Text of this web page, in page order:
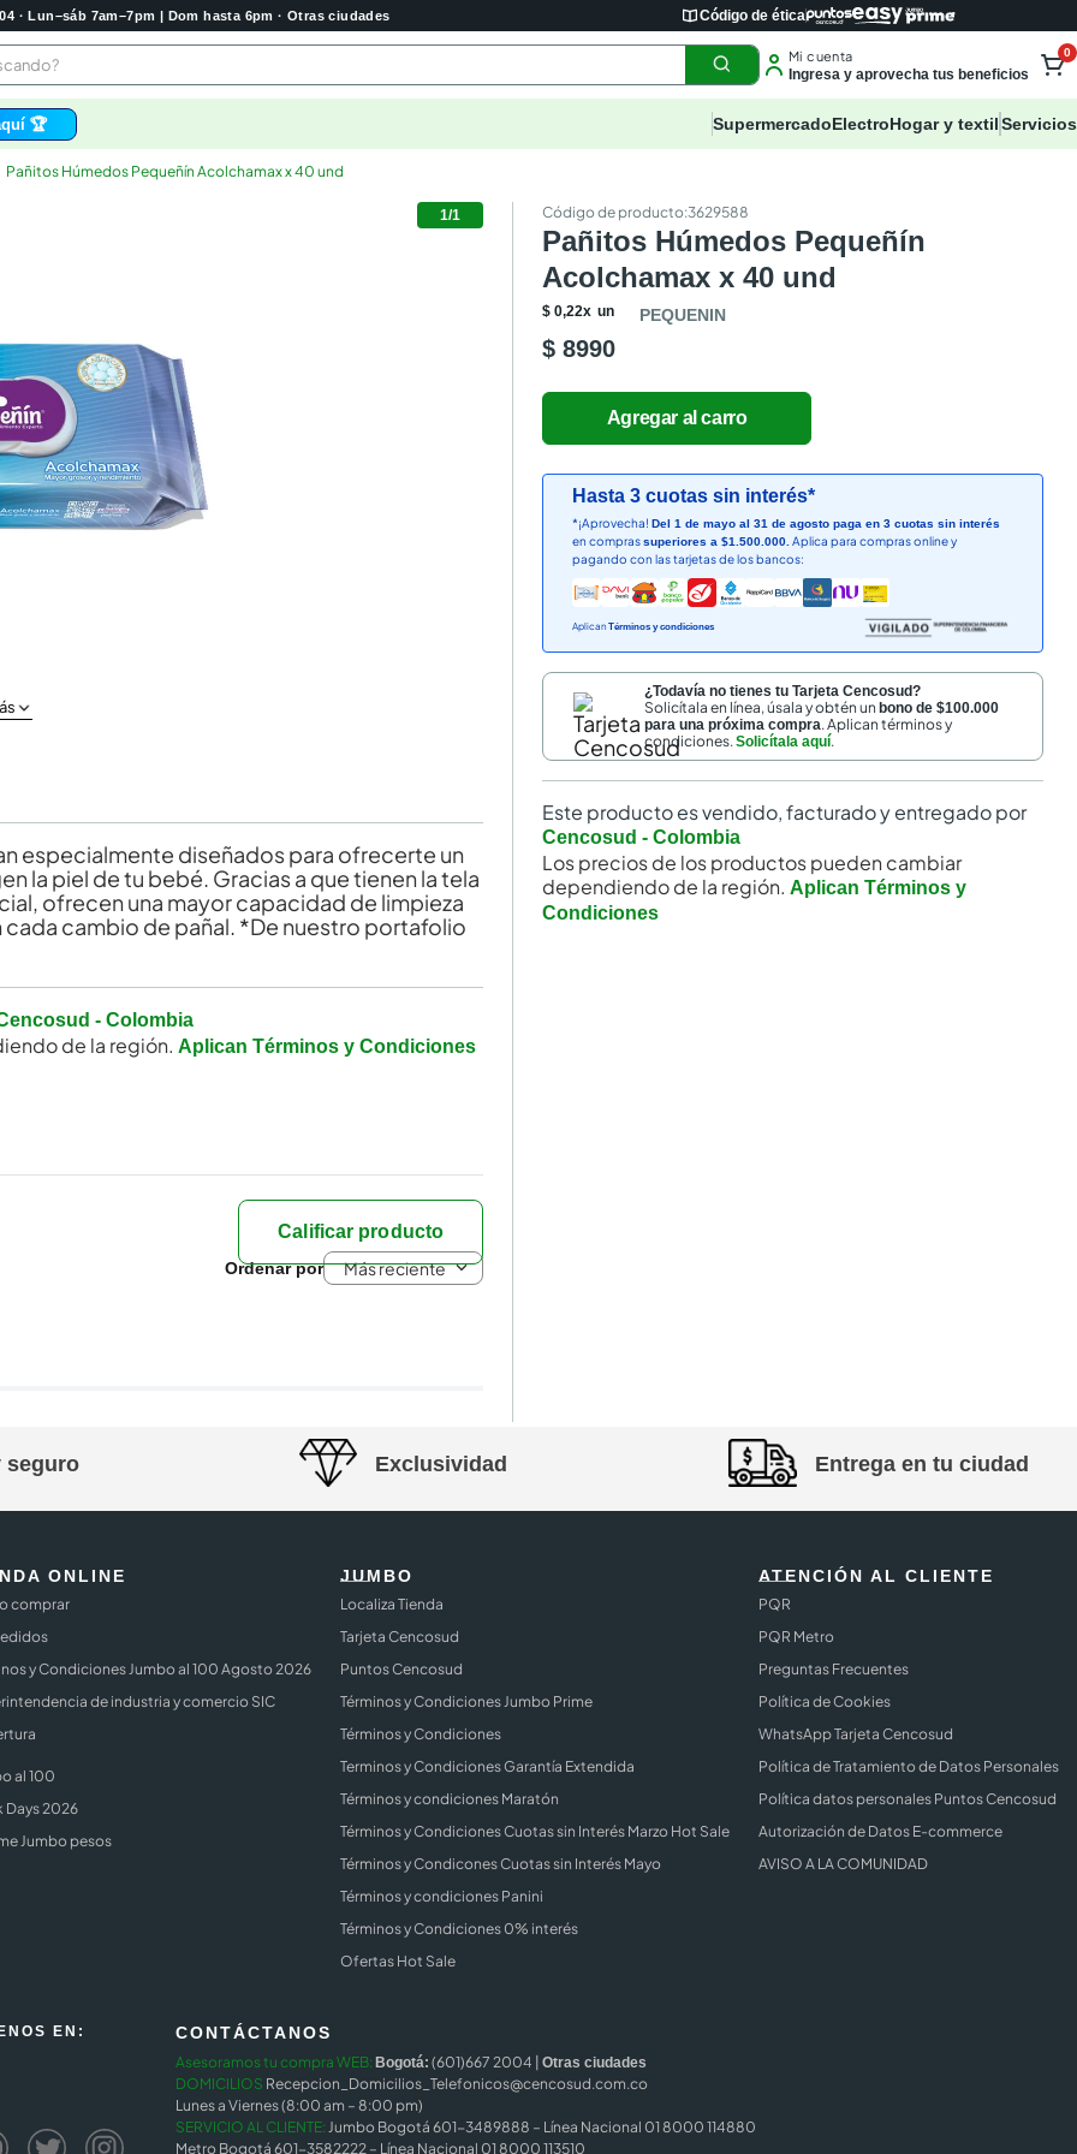
· Lun–sáb 7am–7pm | Dom hasta 6pm · Otras ciudades Código de ética
Mi cuenta
Ingresa y aprovecha tus beneficios
0
🏆 SupermercadoElectroHogar y textilServicios
Pañitos Húmedos Pequeñín Acolchamax x 40 und
1/1
especialmente diseñados para ofrecerte un
la piel de tu bebé. Gracias a que tienen la tela
ofrecen una mayor capacidad de limpieza
cambio de pañal. *De nuestro portafolio
- Colombia
de la región. Aplican Términos y Condiciones
Calificar producto
Más reciente
:3629588
Pañitos Húmedos Pequeñín
Acolchamax x 40 und
$ 0,22x un PEQUENIN
$ 8990
Hasta 3 cuotas sin interés*
*¡Aprovecha!Del 1 de mayo al 31 de agosto paga en 3 cuotas sin interés
en comprassuperiores a $1.500.000. Aplica para compras online y
pagando con las tarjetas de los bancos:
Aplican Términos y condiciones
¿Todavía no tienes tu Tarjeta Cencosud?
Solicítala en línea, úsala y obtén unbono de $100.000
para una próxima compra. Aplican términos y
condiciones.Solicítala aquí.
Este producto es vendido, facturado y entregado por
Cencosud - Colombia
Los precios de los productos pueden cambiar
dependiendo de la región. Aplican Términos y
Condiciones
seguro Exclusividad Entrega en tu ciudad
ONLINE
comprar
y Condiciones Jumbo al 100 Agosto 2026
de industria y comercio SIC
al 100
Days 2026
Jumbo pesos
JUMBO
Localiza Tienda
Tarjeta Cencosud
Puntos Cencosud
Términos y Condiciones Jumbo Prime
Términos y Condiciones
Terminos y Condiciones Garantía Extendida
Términos y condiciones Maratón
Términos y Condiciones Cuotas sin Interés Marzo Hot Sale
Términos y Condicones Cuotas sin Interés Mayo
Términos y condiciones Panini
Términos y Condiciones 0% interés
Ofertas Hot Sale
ATENCIÓN AL CLIENTE
PQR
PQR Metro
Preguntas Frecuentes
Política de Cookies
WhatsApp Tarjeta Cencosud
Política de Tratamiento de Datos Personales
Política datos personales Puntos Cencosud
Autorización de Datos E-commerce
AVISO A LA COMUNIDAD
EN: CONTÁCTANOS
Asesoramos tu compra WEB: Bogotá: (601)667 2004 | Otras ciudades
DOMICILIOS Recepcion_Domicilios_Telefonicos@cencosud.com.co
Lunes a Viernes (8:00 am – 8:00 pm)
SERVICIO AL CLIENTE: Jumbo Bogotá 601-3489888 – Línea Nacional 01 8000 114880
Metro Bogotá 601-3582222 – Línea Nacional 01 8000 113510